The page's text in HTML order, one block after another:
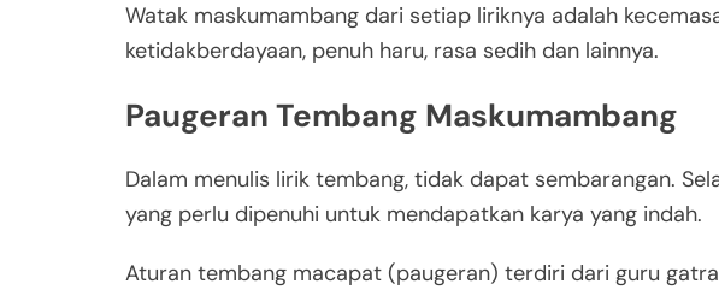
Watak maskumambang dari setiap liriknya adalah
ketidakberdayaan, penuh haru, rasa sedih dan lainnya.
Paugeran Tembang Maskumambang
Dalam menulis lirik tembang, tidak dapat sembarangan.
yang perlu dipenuhi untuk mendapatkan karya yang indah.
Aturan tembang macapat (paugeran) terdiri dari guru